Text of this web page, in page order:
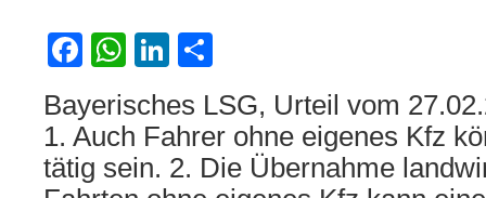
Facebook
WhatsApp
LinkedIn
Bayerisches LSG, Urteil vom
1. Auch Fahrer ohne eigenes Kfz
tätig sein. 2. Die Übernahme